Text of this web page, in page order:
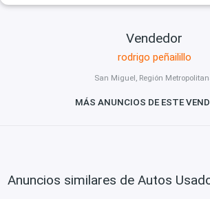
Vendedor
rodrigo peñailillo
San Miguel, Región
MÁS ANUNCIOS DE ESTE
Anuncios similares de Autos